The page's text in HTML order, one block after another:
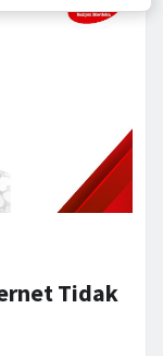
Tidak